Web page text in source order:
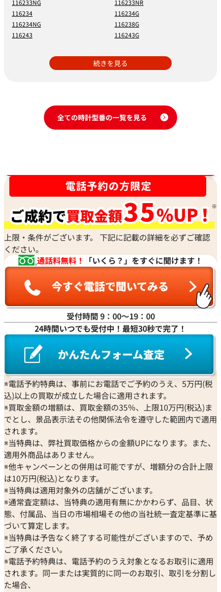
116233NG
116233NR
116234
116234G
116234NG
116238G
116243
116243G
続きを見る
全ての時計型番の一覧を見る
上限・条件がございます。 下記に記載の詳細を必ずご確認
ください。
通話料無料！
「いくら？」をすぐに聞けます！
受付時間 9：00〜19：00
24時間いつでも受付中！最短30秒で完了！
※電話予約特典は、事前にお電話でご予約のうえ、5万円(税
込)以上の買取が成立した場合に適用されます。
※買取金額の増額は、買取金額の35％、上限10万円(税込)ま
でとし、景品表示法その他関係法令を遵守した範囲内で適用
されます。
※当特典は、弊社買取価格からの金額UPになります。また、
適用外商品はありません。
※他キャンペーンとの併用は可能ですが、増額分の合計上限
は10万円(税込)となります。
※当特典は適用対象外の店舗がございます。
※通常査定額は、当特典の適用有無にかかわらず、品目、状
態、付属品、当日の市場相場その他の当社統一査定基準に基
づいて算定します。
※当特典は予告なく終了する可能性がございますので、予め
ご了承ください。
※電話予約特典は、電話予約のうえ対象となるお取引に適用
されます。同一または実質的に同一のお取引、取引を分割し
た場合、